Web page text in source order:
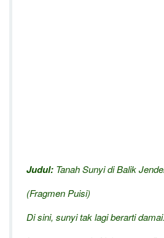
Judul: Tanah Sunyi di Balik
(Fragmen Puisi)
Di sini, sunyi tak lagi berarti damai.